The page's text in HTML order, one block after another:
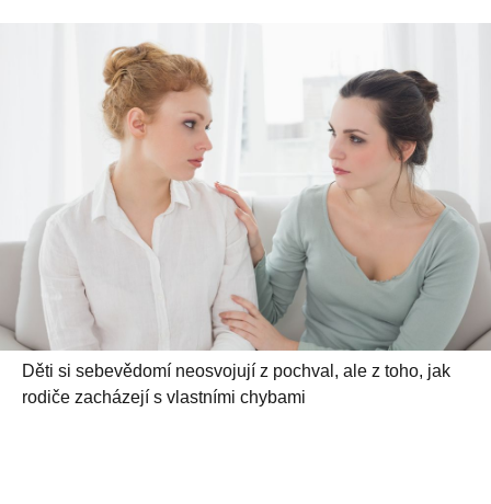
Děti si sebevědomí neosvojují z pochval, ale z toho, jak
rodiče zacházejí s vlastními chybami